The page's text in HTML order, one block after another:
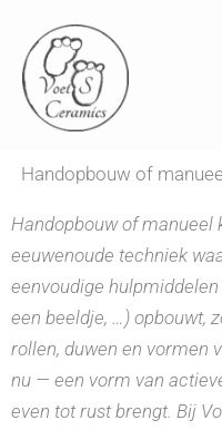
naar
inhoud
Handopbouw of
Handopbouw of manueel
eeuwenoude techniek
eenvoudige
een beeldje, …) opbouwt,
rollen, duwen en vormen
nu — een vorm van
even tot rust brengt. Bij